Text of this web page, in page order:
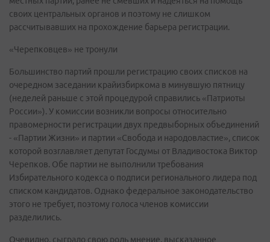
своих центральных органов и поэтому не слишком
рассчитывавших на прохождение барьера регистрации.
«Черепковцев» не тронули
Большинство партий прошли регистрацию своих списков на
очередном заседании крайизбиркома в минувшую пятницу
(неделей раньше с этой процедурой справились «Патриоты
России»). У комиссии возникли вопросы относительно
правомерности регистрации двух предвыборных объединений
- «Партии Жизни» и партии «Свобода и народовластие», список
которой возглавляет депутат Госдумы от Владивостока Виктор
Черепков. Обе партии не выполнили требования
Избирательного кодекса о подписи регионального лидера под
списком кандидатов. Однако федеральное законодательство
этого не требует, поэтому голоса членов комиссии
разделились.
Очевидно, сыграло свою роль мнение, высказанное